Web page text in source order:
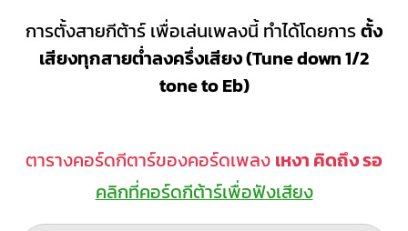
การตั้งสายกีต้าร์ เพื่อเล่นเพลงนี้ ทำได้โดยการตั้ง
เสียงทุกสายต่ำลงครึ่งเสียง (Tune down 1/2
tone to Eb)
ตารางคอร์ดกีตาร์ของคอร์ดเพลง เหงา คิดถึง รอ
คลิกที่คอร์ดกีต้าร์เพื่อฟังเสียง